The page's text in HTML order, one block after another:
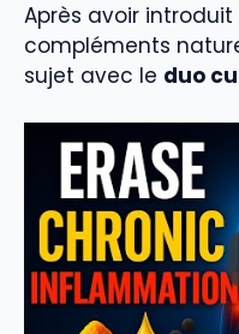
Après avoir
compléments
sujet avec le duo